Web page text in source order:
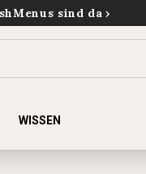
sind da
WISSEN